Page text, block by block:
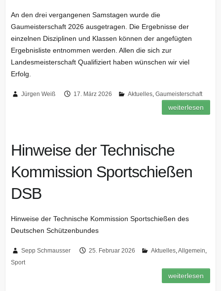
An den drei vergangenen Samstagen wurde die
Gaumeisterschaft 2026 ausgetragen. Die Ergebnisse der
einzelnen Disziplinen und Klassen können der angefügten
Ergebnisliste entnommen werden. Allen die sich zur
Landesmeisterschaft Qualifiziert haben wünschen wir viel
Erfolg.
Jürgen Weiß 17. März 2026 Aktuelles, Gaumeisterschaft
weiterlesen
Hinweise der Technische
Kommission Sportschießen
DSB
Hinweise der Technische Kommission Sportschießen des
Deutschen Schützenbundes
Sepp Schmausser 25. Februar 2026 Aktuelles, Allgemein
Sport
weiterlesen